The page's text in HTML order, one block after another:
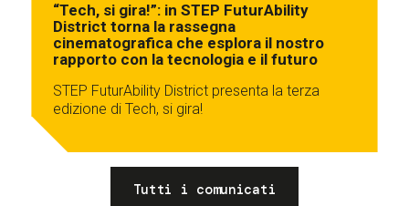
“Tech, si gira!”: in STEP FuturAbility
District torna la rassegna
cinematografica che esplora il nostro
rapporto con la tecnologia e il futuro
STEP FuturAbility District presenta la terza
edizione di Tech, si gira!
Tutti i comunicati